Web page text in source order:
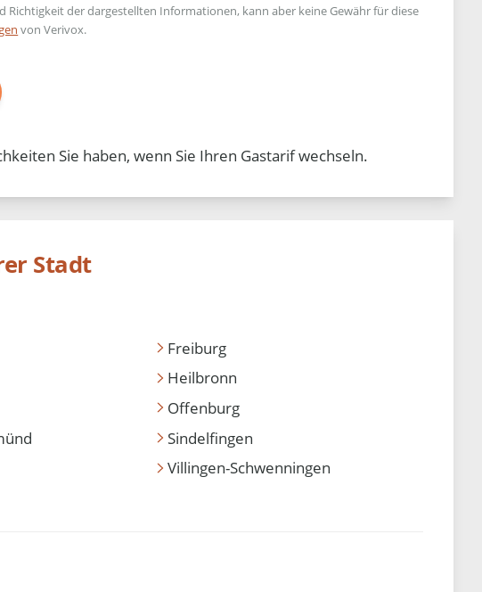
der dargestellten Informationen, kann aber keine Gewähr für diese
von Verivox.
Sie haben, wenn Sie Ihren Gastarif wechseln.
Stadt
Freiburg
Heilbronn
Offenburg
Sindelfingen
Villingen-Schwenningen